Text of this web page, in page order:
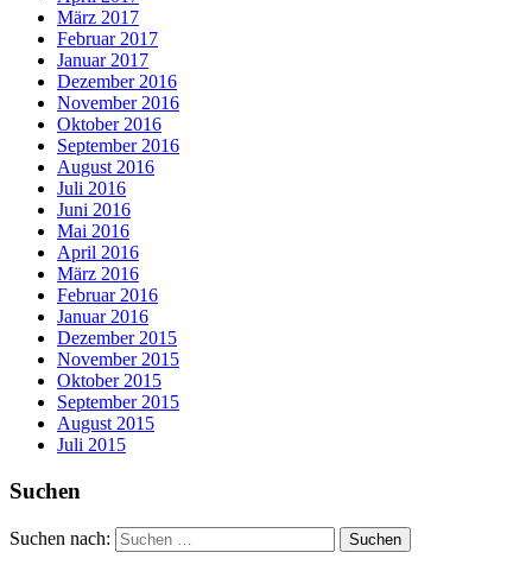
März 2017
Februar 2017
Januar 2017
Dezember 2016
November 2016
Oktober 2016
September 2016
August 2016
Juli 2016
Juni 2016
Mai 2016
April 2016
März 2016
Februar 2016
Januar 2016
Dezember 2015
November 2015
Oktober 2015
September 2015
August 2015
Juli 2015
Suchen
Suchen nach: